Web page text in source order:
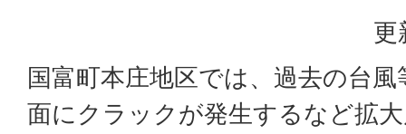
更
国富町本庄地区では、過去の台
面にクラックが発生するなど拡